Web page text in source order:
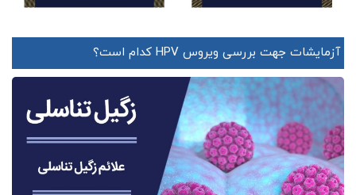
آزمایشات جهت بررسی ویروس HPV کدام است؟